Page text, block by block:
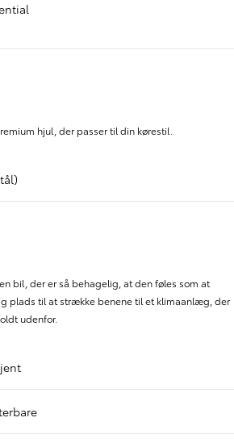
hjul, der passer til din kørestil.
bil, der er så behagelig, at den føles som at
plads til at strække benene til et klimaanlæg, der
udenfor.